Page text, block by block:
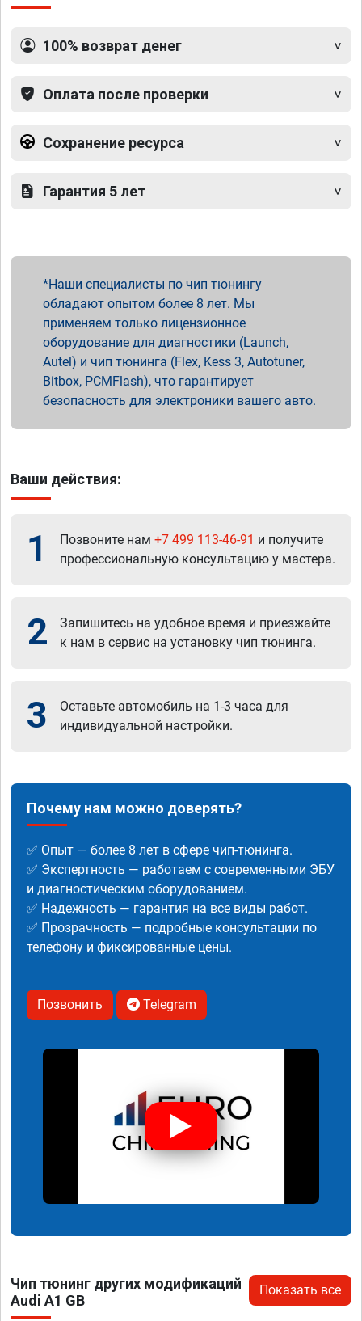
100% возврат денег
Оплата после проверки
Сохранение ресурса
Гарантия 5 лет
Наши специалисты по чип тюнингу
обладают опытом более 8 лет. Мы
применяем только лицензионное
оборудование для диагностики (Launch,
Autel) и чип тюнинга (Flex, Kess 3, Autotuner,
Bitbox, PCMFlash), что гарантирует
безопасность для электроники вашего авто.
Ваши действия:
1 Позвоните нам +7 499 113-46-91 и получите
профессиональную консультацию у мастера.
2
Запишитесь на удобное время и приезжайте
к нам в сервис на установку чип тюнинга.
3
Оставьте автомобиль на 1-3 часа для
индивидуальной настройки.
Почему нам можно доверять?
✅ Опыт — более 8 лет в сфере чип-тюнинга.
✅ Экспертность — работаем с современными ЭБУ
и диагностическим оборудованием.
✅ Надежность — гарантия на все виды работ.
✅ Прозрачность — подробные консультации по
телефону и фиксированные цены.
Позвонить Telegram
Чип тюнинг других модификаций
Audi A1 GB
Показать все